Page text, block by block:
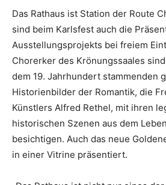
Das Rathaus ist Station der Route
sind beim Karlsfest auch die
Ausstellungsprojekts bei freiem
Chorerker des Krönungssaales
dem 19. Jahrhundert stammenden
Historienbilder der Romantik, die
Künstlers Alfred Rethel, mit ihren
historischen Szenen aus dem
besichtigen. Auch das neue
in einer Vitrine präsentiert.